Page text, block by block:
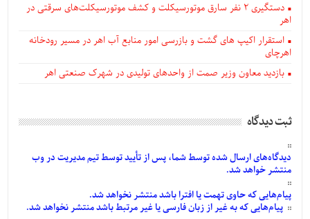
دستگيری ۲ نفر سارق موتورسیکلت و کشف موتورسیکلت‌های سرقتی در
اهر
استقرار اکیپ های گشت و بازرسی امور منابع آب اهر در مسیر رودخانه
اهرچای
بازدید معاون وزیر صمت از واحدهای تولیدی در شهرک صنعتی اهر
ثبت دیدگاه
دیدگاه‌هایارسالشدهتوسط شما، پس ازتأییدتوسط تیم مدیریت در وب
منتشر خواهد شد.
پیام‌هاییکه حاوی تهمت یا افترا باشد منتشر نخواهد شد.
پیام‌هاییکه به غیر از زبان فارسی یا غیر مرتبط باشد منتشر نخواهد شد.